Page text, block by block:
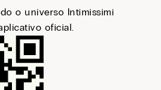
o universo Intimissimi
oficial.